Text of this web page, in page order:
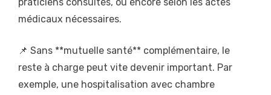
médicaux nécessaires.
📌 Sans **mutuelle santé** complémentaire, le
reste à charge peut vite devenir important. Par
exemple, une hospitalisation avec chambre